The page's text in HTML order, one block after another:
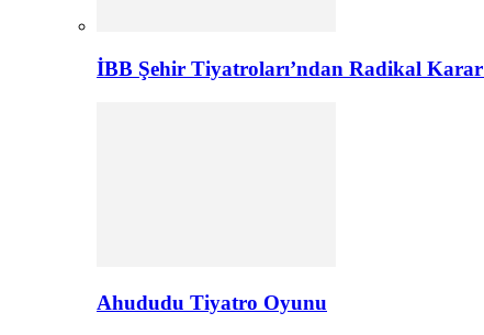
İBB Şehir Tiyatroları’ndan Radikal
Ahududu Tiyatro Oyunu